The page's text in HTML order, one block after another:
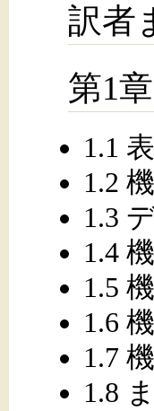
訳者
第1
1.1
1.2
1.3
1.4
1.5
1.6
1.7
1.8